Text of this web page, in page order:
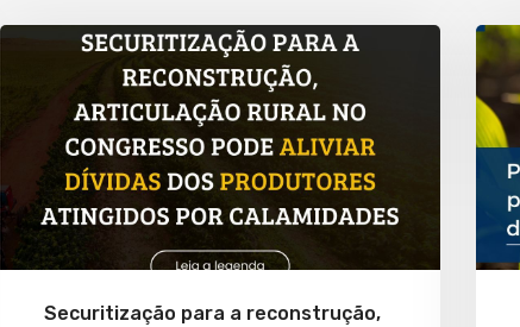
Securitização para a reconstrução,